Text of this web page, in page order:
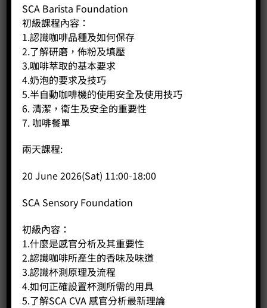
A. 課程概覽：
課程主要幫助各學員認識及掌握烘焙的基本概念及技巧，適合
對烘焙課程有興趣的初學者。
B. 初級課程內容：
1.認識熱力傳導及防火安全
2.認識烘焙原理
3.認識烘焙流程及其產生的變化
A. Course Overview:
the basic concepts and skills of baking, suitable for beginners
B. Beginner Course Content:
Understanding heat transfer and fire safety
Understanding the principles of baking
Understanding the baking process and the changes that
occur
SCA Barista Foundation
初級課程內容：
1.認識咖啡品種及如何保存
2.了解研磨，佈粉及填壓
3.咖啡萃取的基本要求
4.奶泡的要求及技巧
5.半自動咖啡機的使用安全及使用技巧
6. 清潔，衛生及安全的重要性
7. 咖啡餐單
兩天課程:
20 June 2026(Sat) 11:00-18:00
SCA Sensory Foundation
初級內容：
1.什麼是感官分析及其重要性
2.認識咖啡所產生的香味及味道
3.認識杯測原理及流程
4.如何正確設置杯測所需的用具
5.了解SCA CVA 感官分析最新理論